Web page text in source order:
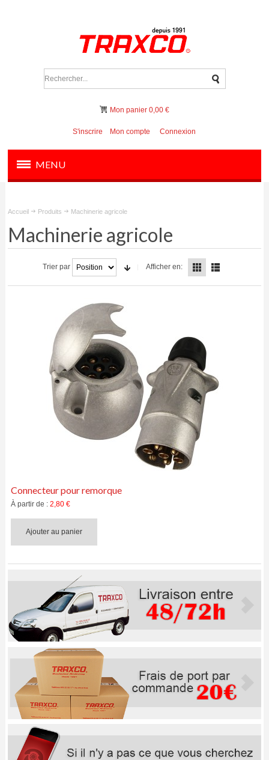
Mon panier0,00 €
S'inscrire Mon compte Connexion
MENU
MACHINERIE AGRICOLE
ÉCLAIRAGE
IRRIGATION ET ACCESSOIRES
SÉCURITÉ ET TRANSPORT
INSTRUMENTATION ET CONTRÔLE
Accueil Produits Machinerie agricole
Machinerie agricole
Trier par Afficher en:
Connecteur pour remorque
À partir de : 2,80 €
Ajouter au panier